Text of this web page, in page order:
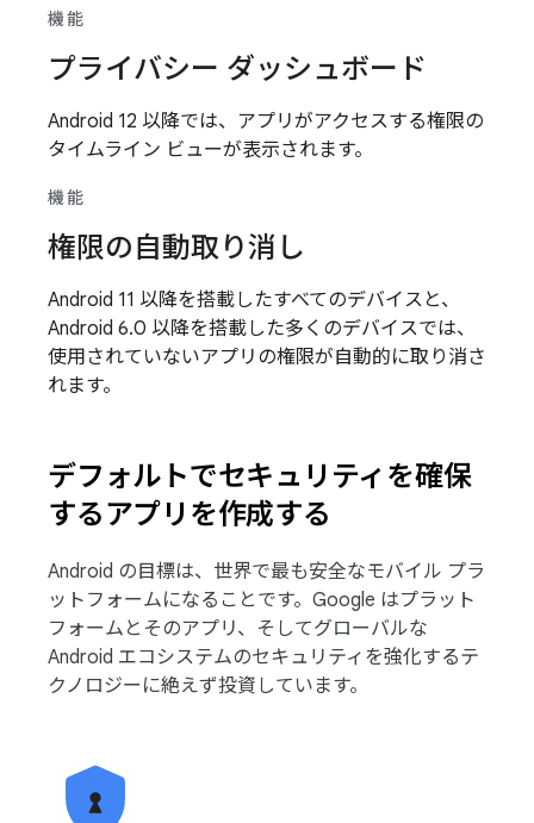
機能
プライバシー ダッシュボード
Android 12 以降では、アプリがアクセスする権限の
タイムライン ビューが表示されます。
機能
権限の自動取り消し
Android 11 以降を搭載したすべてのデバイスと、
Android 6.0 以降を搭載した多くのデバイスでは、
使用されていないアプリの権限が自動的に取り消さ
れます。
デフォルトでセキュリティを確保
するアプリを作成する
Android の目標は、世界で最も安全なモバイル プラ
ットフォームになることです。Google はプラット
フォームとそのアプリ、そしてグローバルな
Android エコシステムのセキュリティを強化するテ
クノロジーに絶えず投資しています。